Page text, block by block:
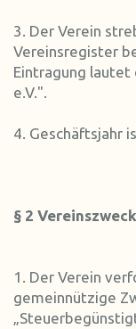
3. Der Verein
Vereinsregister
Eintragung lautet
e.V.".
4. Geschäftsjahr
§ 2 Vereinszweck
1. Der Verein
gemeinnützige